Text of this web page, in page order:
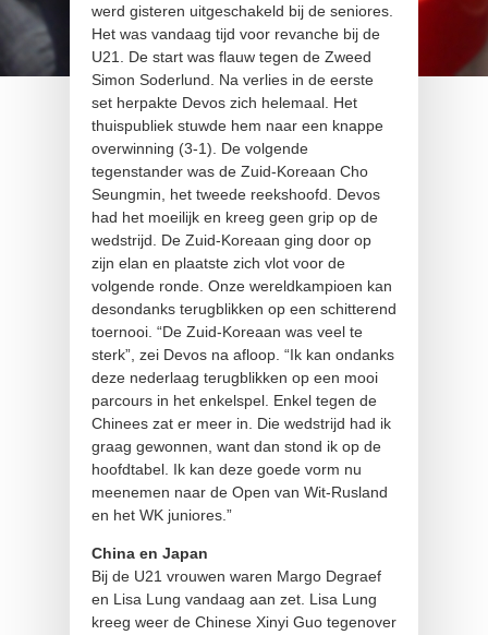
werd gisteren uitgeschakeld bij de seniores.
Het was vandaag tijd voor revanche bij de
U21. De start was flauw tegen de Zweed
Simon Soderlund. Na verlies in de eerste
set herpakte Devos zich helemaal. Het
thuispubliek stuwde hem naar een knappe
overwinning (3-1). De volgende
tegenstander was de Zuid-Koreaan Cho
Seungmin, het tweede reekshoofd. Devos
had het moeilijk en kreeg geen grip op de
wedstrijd. De Zuid-Koreaan ging door op
zijn elan en plaatste zich vlot voor de
volgende ronde. Onze wereldkampioen kan
desondanks terugblikken op een schitterend
toernooi. “De Zuid-Koreaan was veel te
sterk”, zei Devos na afloop. “Ik kan ondanks
deze nederlaag terugblikken op een mooi
parcours in het enkelspel. Enkel tegen de
Chinees zat er meer in. Die wedstrijd had ik
graag gewonnen, want dan stond ik op de
hoofdtabel. Ik kan deze goede vorm nu
meenemen naar de Open van Wit-Rusland
en het WK juniores.”
China en Japan
Bij de U21 vrouwen waren Margo Degraef
en Lisa Lung vandaag aan zet. Lisa Lung
kreeg weer de Chinese Xinyi Guo tegenover